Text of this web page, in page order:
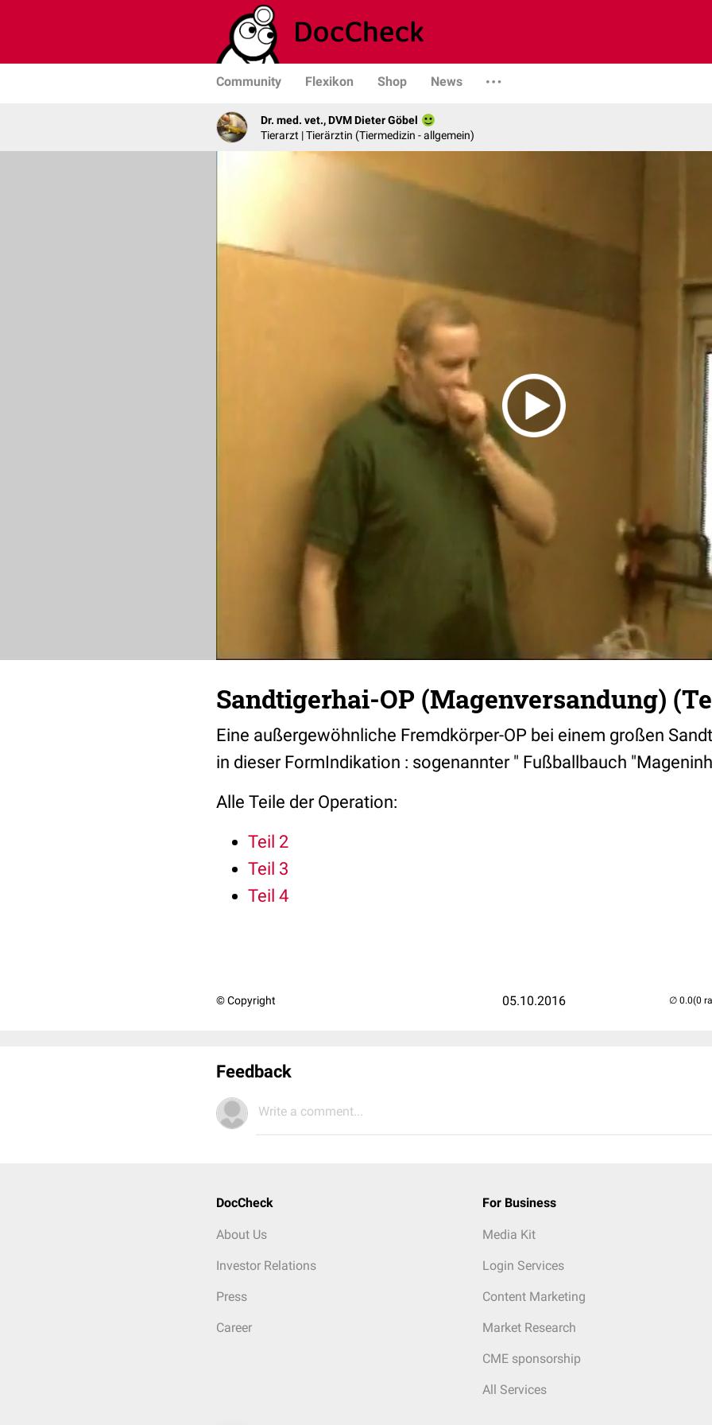
Community Flexikon Shop News
Dr. med. vet., DVM Dieter Göbel
Tierarzt | Tierärztin (Tiermedizin - allgemein)
Sandtigerhai-OP (Magenversandung)
Eine außergewöhnliche Fremdkörper-OP bei einem großen
in dieser FormIndikation : sogenannter " Fußballbauch
Alle Teile der Operation:
Teil 2
Teil 3
Teil 4
© Copyright 05.10.2016 (0
Feedback
Write a comment...
DocCheck
About Us
Investor Relations
Press
Career
For Business
Media Kit
Login Services
Content Marketing
Market Research
CME sponsorship
All Services